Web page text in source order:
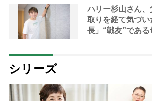
ハリー杉山さん
取りを経て気づい
長」“戦友”であ
シリーズ